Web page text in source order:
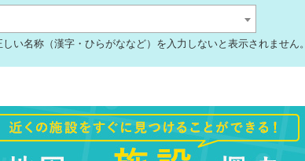
い名称（漢字・ひらがななど）を入力しないと表示されません。